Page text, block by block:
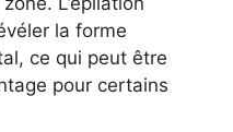
la forme
ce qui peut être
pour certains